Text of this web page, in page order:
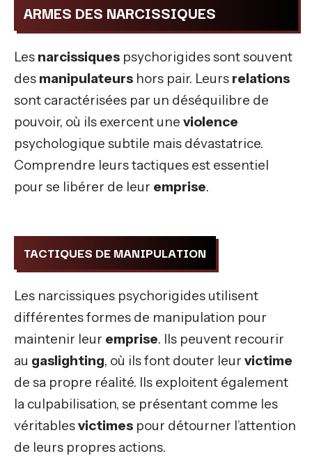
ARMES DES NARCISSIQUES
Les narcissiques psychorigides sont souvent
des manipulateurs hors pair. Leurs relations
sont caractérisées par un déséquilibre de
pouvoir, où ils exercent une violence
psychologique subtile mais dévastatrice.
Comprendre leurs tactiques est essentiel
pour se libérer de leur emprise.
TACTIQUES DE MANIPULATION
Les narcissiques psychorigides utilisent
différentes formes de manipulation pour
maintenir leur emprise. Ils peuvent recourir
au gaslighting, où ils font douter leur victime
de sa propre réalité. Ils exploitent également
la culpabilisation, se présentant comme les
véritablesvictimes pour détourner l’attention
de leurs propres actions.